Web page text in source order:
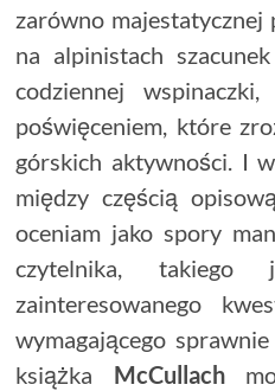
zarówno majestatycznej
na alpinistach
codziennej
poświęceniem, które
górskich aktywności. I
między częścią
oceniam jako spory
czytelnika,
zainteresowanego
wymagającego
książka McCullach